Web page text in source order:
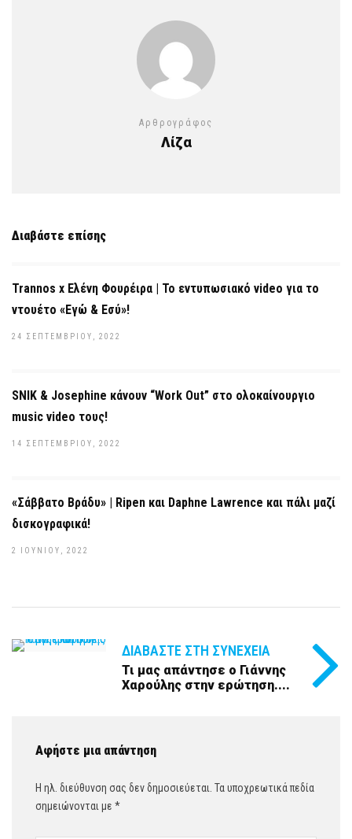
Αρθρογράφος
Λίζα
Διαβάστε επίσης
Trannos x Ελένη Φουρέιρα | Το εντυπωσιακό video για το
ντουέτο «Εγώ & Εσύ»!
24 ΣΕΠΤΕΜΒΡΊΟΥ, 2022
SNIK & Josephine κάνουν “Work Out” στο ολοκαίνουργιο
music video τους!
14 ΣΕΠΤΕΜΒΡΊΟΥ, 2022
«Σάββατο Βράδυ» | Ripen και Daphne Lawrence και πάλι μαζί
δισκογραφικά!
2 ΙΟΥΝΊΟΥ, 2022
ΔΙΑΒΆΣΤΕ ΣΤΗ ΣΥΝΈΧΕΙΑ
Τι μας απάντησε ο Γιάννης
Χαρούλης στην ερώτηση....
Αφήστε μια απάντηση
Η ηλ. διεύθυνση σας δεν δημοσιεύεται. Τα υποχρεωτικά πεδία
σημειώνονται με *